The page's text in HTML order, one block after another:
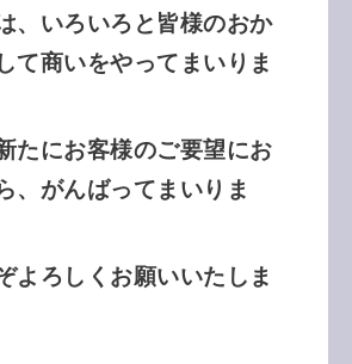
、いろいろと皆様のおか
て商いをやってまいりま
たにお客様のご要望にお
、がんばってまいりま
よろしくお願いいたしま